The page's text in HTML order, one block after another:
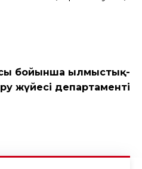
бойынша Қылмыстық-
жүйесі департаменті